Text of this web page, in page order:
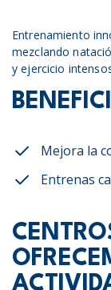
Entrenamiento
mezclando
y ejercicio
Mejora la
Entrenas